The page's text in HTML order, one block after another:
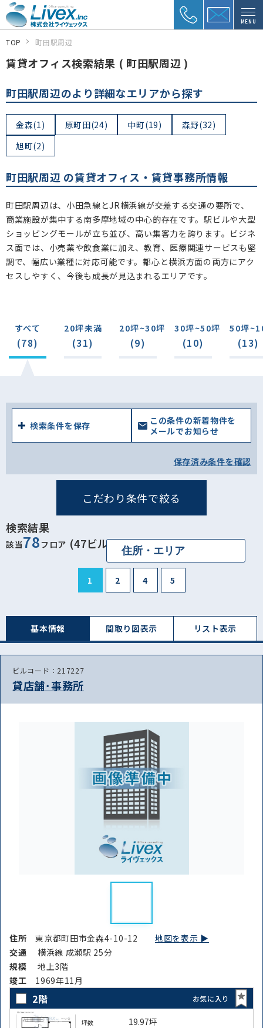
MENU
TOP 町田駅周辺
賃貸オフィス検索結果 ( 町田駅周辺 )
町田駅周辺のより詳細なエリアから探す
金森(1) 原町田(24) 中町(19)
森野(32)
旭町(2)
町田駅周辺 の賃貸オフィス・賃貸事務所情報
町田駅周辺は、小田急線とJR横浜線が交差する交通の要所で、
商業施設が集中する南多摩地域の中心的存在です。駅ビルや大型
ショッピングモールが立ち並び、高い集客力を誇ります。ビジネ
ス面では、小売業や飲食業に加え、教育、医療関連サービスも堅
調で、幅広い業種に対応可能です。都心と横浜方面の両方にアク
セスしやすく、今後も成長が見込まれるエリアです。
すべて
(78)
20坪未満
(31)
20坪~30坪
(9)
30坪~50坪
(10)
50坪
(13)
検索条件を保存
この条件の新着物件を
メールでお知らせ
保存済み条件を確認
こだわり条件で絞る
検索結果
該当78 フロア (47ビル)
1 2 4 5
基本情報 間取り図表⽰ リスト表⽰
ビルコード：217227
貸店舗･事務所
住所東京都町田市金森4-10-12地図を表示 ▶︎
交通
横浜線 成瀬駅 25分
規模
地上3階
竣⼯ 1969年11月
2階 お気に入り
坪数 19.97坪